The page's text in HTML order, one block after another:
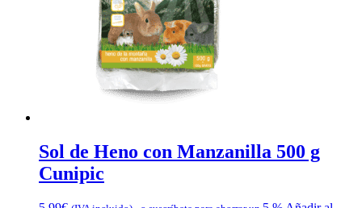
Sol de Heno con Manzanilla 500 g
Cunipic